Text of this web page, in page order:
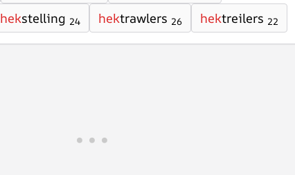
hekstelling 24 hektrawlers 26 hektreilers 22